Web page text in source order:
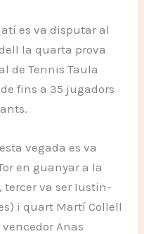
es va disputar al
la quarta prova
de Tennis Taula
fins a 35 jugadors
vegada es va
en guanyar a la
tercer va ser Iustin-
i quart Martí Collell
vencedor Anas